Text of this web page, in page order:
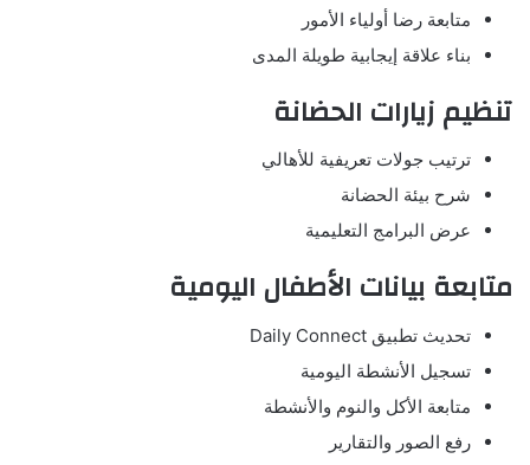
متابعة رضا أولياء الأمور
بناء علاقة إيجابية طويلة المدى
تنظيم زيارات الحضانة
ترتيب جولات تعريفية للأهالي
شرح بيئة الحضانة
عرض البرامج التعليمية
متابعة بيانات الأطفال اليومية
تحديث تطبيق Daily Connect
تسجيل الأنشطة اليومية
متابعة الأكل والنوم والأنشطة
رفع الصور والتقارير